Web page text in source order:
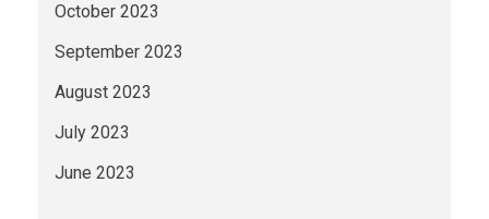
October 2023
September 2023
August 2023
July 2023
June 2023